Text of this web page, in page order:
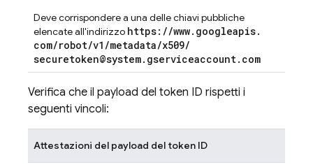
Deve corrispondere a una delle chiavi pubbliche
elencate all'indirizzo https: //www. googleapis.
com/robot/v1 /metadata/x509/
securetoken@system. gserviceaccount. com
Verifica che il payload del token ID rispetti i
seguenti vincoli:
Attestazioni del payload del token ID